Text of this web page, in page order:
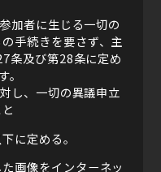
加者に生じる一切の
手続きを要さず、主
条及び第28条に定め
し、一切の異議申立
に定める。
画像をインターネッ